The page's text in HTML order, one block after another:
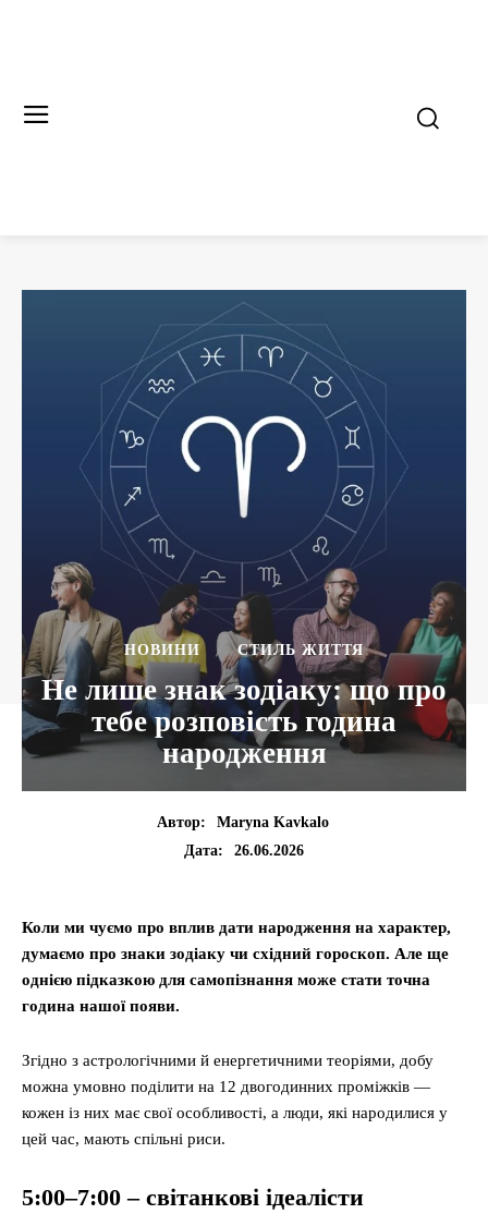
НОВИНИ СТИЛЬ ЖИТТЯ
Не лише знак зодіаку: що про
тебе розповість година
народження
Автор:
Maryna Kavkalo
Дата:
26.06.2026
Коли ми чуємо про вплив дати народження на характер,
думаємо про знаки зодіаку чи східний гороскоп. Але ще
однією підказкою для самопізнання може стати точна
година нашої появи.
Згідно з астрологічними й енергетичними теоріями, добу
можна умовно поділити на 12 двогодинних проміжків —
кожен із них має свої особливості, а люди, які народилися у
цей час, мають спільні риси.
5:00–7:00 – світанкові ідеалісти